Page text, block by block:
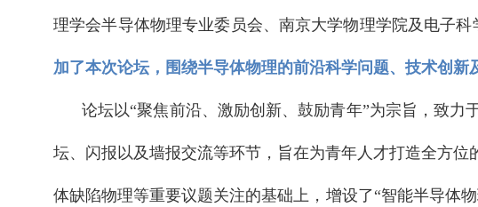
理学会半导体物理专业委员会、南京大学物理学院及电子
加了本次论坛，围绕半导体物理的前沿科学问题、技术创新
论坛以“聚焦前沿、激励创新、鼓励青年”为宗旨，致
坛、闪报以及墙报交流等环节，旨在为青年人才打造全方
体缺陷物理等重要议题关注的基础上，增设了“智能半导体